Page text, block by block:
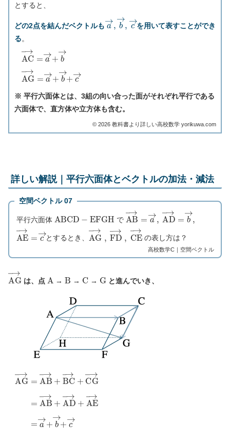
とすると、
どの2点を結んだベクトルも a→ , b→ , c →
を用いて表すことができ
る。
AC→ =a →+b
AG =a →+b →+
※ 平行六面体とは、3組の向い合った面がそれぞれ平行である
六面体で、直方体や立方体も含む。
©︎ 2026 教科書より詳しい高校数学 yorikuwa.com
詳しい解説｜平行六面体とベクトルの加法・減法
空間ベクトル 07
平行六面体 A BCD− FGH で AB→ =a→ ,
AD→ =b
AE→ =c→
とするとき、 AG ,
FD ,
CE→
の表し方は？
高校数学C｜空間ベクトル
AG →
は、点 A → B → C → G と進んでいき、
=AB +BC →+C